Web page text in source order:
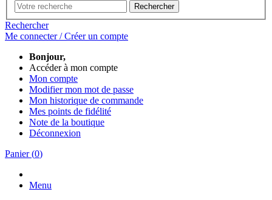
Rechercher
Rechercher
Me connecter / Créer un compte
Bonjour,
Accéder à mon compte
Mon compte
Modifier mon mot de passe
Mon historique de commande
Mes points de fidélité
Note de la boutique
Déconnexion
Panier(0)
Menu